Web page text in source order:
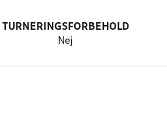
TURNERINGSFORBEHOLD
Nej